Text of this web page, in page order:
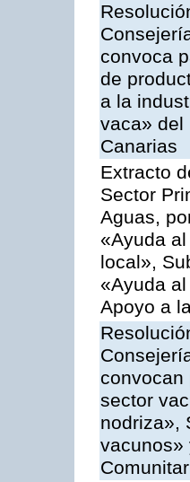
convoca
de
a la
vaca» del
Canarias
Extracto
Sector
Aguas,
«Ayuda
local»,
«Ayuda
Apoyo a
convocan
sector
nodriza»,
vacunos»